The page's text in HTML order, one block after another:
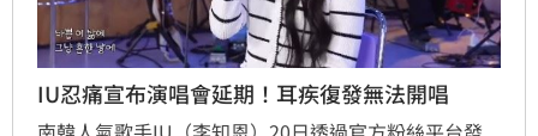
IU忍痛宣布演唱會延期！耳疾復發無法開唱